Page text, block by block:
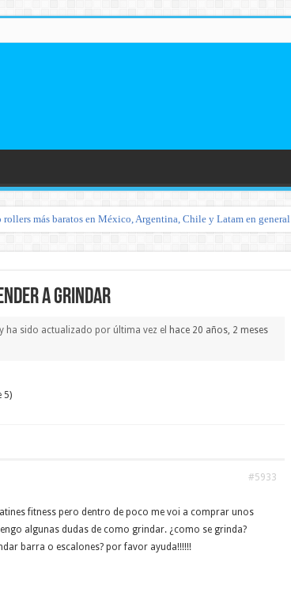
rollers más baratos en México, Argentina, Chile y Latam en general
a grindar
ha sido actualizado por última vez el hace 20 años, 2 meses
5)
#5933
fitness pero dentro de poco me voi a comprar unos
algunas dudas de como grindar. ¿como se grinda?
barra o escalones? por favor ayuda!!!!!!